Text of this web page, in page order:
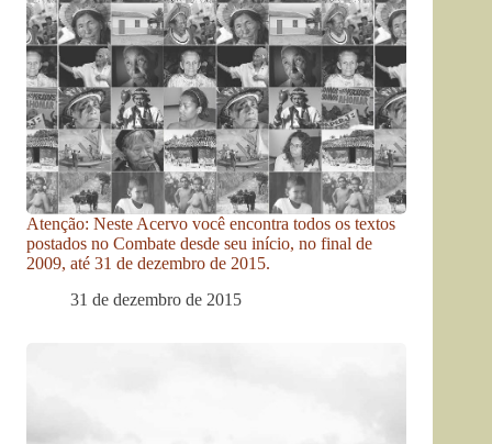
Atenção: Neste Acervo você encontra todos os textos
postados no Combate desde seu início, no final de
2009, até 31 de dezembro de 2015.
31 de dezembro de 2015